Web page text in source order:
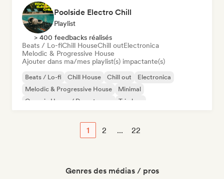
Poolside Electro Chill
Playlist
> 400 feedbacks réalisés
Beats / Lo-fiChill HouseChill outElectronica
Melodic & Progressive House
Ajouter dans ma/mes playlist(s) impactante(s)
Beats / Lo-fi Chill House Chill out
Electronica
Melodic & Progressive House
Minimal
Organic House / Downtempo
Trip hop
1 2 ... 22
Genres des médias / pros